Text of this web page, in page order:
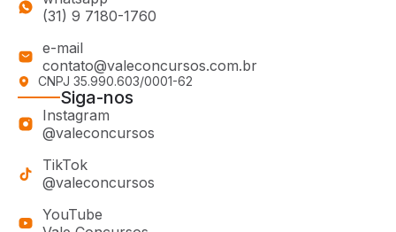
(31) 9 7180-1760
e-mail
contato@valeconcursos.com.br
CNPJ 35.990.603/0001-62
Siga-nos
Instagram
@valeconcursos
TikTok
@valeconcursos
YouTube